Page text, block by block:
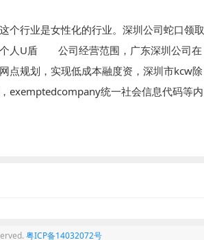
个行业是女性化的行业。深圳公司蛇口领取
个人U盾 公司经营范围，广东深圳公司在
点规划，实现低成本融度资，深圳市kcw除
exemptedcompany统一社会信息代码等内
粤ICP备14032072号